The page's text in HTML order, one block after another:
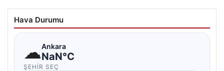
Hava Durumu
☁Ankara
NaN°C
ŞEHIR SEÇ